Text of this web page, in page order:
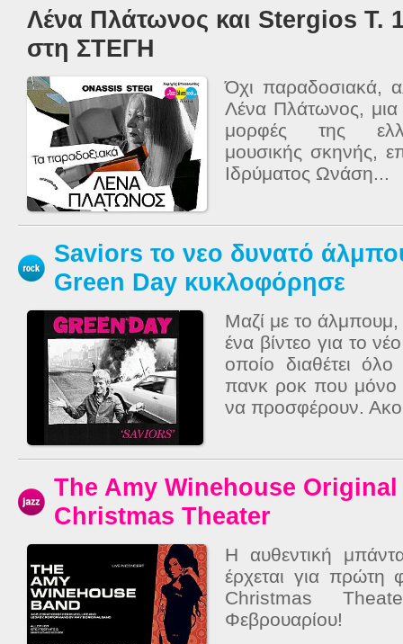
Λένα Πλάτωνος και Stergios T.
στη ΣΤΕΓΗ
Όχι παραδοσιακά,
Λένα Πλάτωνος, μια
μορφές της
μουσικής σκηνής,
Ιδρύματος Ωνάση...
Saviors το νεο δυνατό
Green Day κυκλοφόρησε
Μαζί με το
ένα βίντεο για το
οποίο διαθέτει
πανκ ροκ που μόνο
να προσφέρουν.
The Amy Winehouse
Christmas Theater
Η αυθεντική
έρχεται για
Christmas
Φεβρουαρίου!